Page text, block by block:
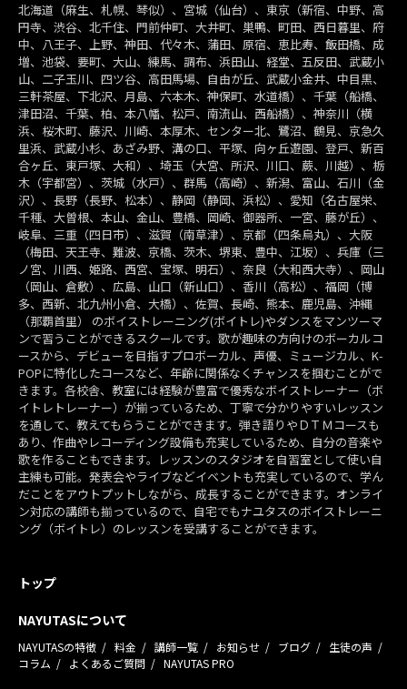
北海道（麻生、札幌、琴似）、宮城（仙台）、東京（新宿、中野、高
円寺、渋谷、北千住、門前仲町、大井町、巣鴨、町田、西日暮里、府
中、八王子、上野、神田、代々木、蒲田、原宿、恵比寿、飯田橋、成
増、池袋、要町、大山、練馬、調布、浜田山、経堂、五反田、武蔵小
山、二子玉川、四ツ谷、高田馬場、自由が丘、武蔵小金井、中目黒、
三軒茶屋、下北沢、月島、六本木、神保町、水道橋）、千葉（船橋、
津田沼、千葉、柏、本八幡、松戸、南流山、西船橋）、神奈川（横
浜、桜木町、藤沢、川崎、本厚木、センター北、鷺沼、鶴見、京急久
里浜、武蔵小杉、あざみ野、溝の口、平塚、向ヶ丘遊園、登戸、新百
合ヶ丘、東戸塚、大和）、埼玉（大宮、所沢、川口、蕨、川越）、栃
木（宇都宮）、茨城（水戸）、群馬（高崎）、新潟、富山、石川（金
沢）、長野（長野、松本）、静岡（静岡、浜松）、愛知（名古屋栄、
千種、大曽根、本山、金山、豊橋、岡崎、御器所、一宮、藤が丘）、
岐阜、三重（四日市）、滋賀（南草津）、京都（四条烏丸）、大阪
（梅田、天王寺、難波、京橋、茨木、堺東、豊中、江坂）、兵庫（三
ノ宮、川西、姫路、西宮、宝塚、明石）、奈良（大和西大寺）、岡山
（岡山、倉敷）、広島、山口（新山口）、香川（高松）、福岡（博
多、西新、北九州小倉、大橋）、佐賀、長崎、熊本、鹿児島、沖縄
（那覇首里） のボイストレーニング(ボイトレ)やダンスをマンツーマ
ンで習うことができるスクールです。歌が趣味の方向けのボーカルコ
ースから、デビューを目指すプロボーカル、声優、ミュージカル、K-
POPに特化したコースなど、年齢に関係なくチャンスを掴むことがで
きます。各校舎、教室には経験が豊富で優秀なボイストレーナー（ボ
イトレトレーナー）が揃っているため、丁寧で分かりやすいレッスン
を通して、教えてもらうことができます。弾き語りやＤＴＭコースも
あり、作曲やレコーディング設備も充実しているため、自分の音楽や
歌を作ることもできます。レッスンのスタジオを自習室として使い自
主練も可能。発表会やライブなどイベントも充実しているので、学ん
だことをアウトプットしながら、成長することができます。オンライ
ン対応の講師も揃っているので、自宅でもナユタスのボイストレーニ
ング（ボイトレ）のレッスンを受講することができます。
トップ
NAYUTASについて
NAYUTASの特徴 料金 講師一覧 お知らせ ブログ
生徒の声
コラム
よくあるご質問 NAYUTAS PRO